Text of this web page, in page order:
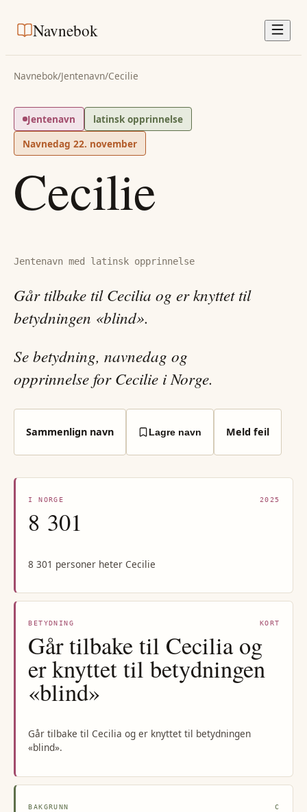
Navnebok
Navnebok/Jentenavn/Cecilie
Jentenavn
latinsk opprinnelse
Navnedag 22. november
Cecilie
Jentenavn med latinsk opprinnelse
Går tilbake til Cecilia og er knyttet til
betydningen «blind».
Se betydning, navnedag og
opprinnelse for Cecilie i Norge.
Sammenlign navn Lagre navn Meld feil
I NORGE 2025
8 301
8 301 personer heter Cecilie
BETYDNING KORT
Går tilbake til Cecilia og
er knyttet til betydningen
«blind»
Går tilbake til Cecilia og er knyttet til betydningen
«blind».
BAKGRUNN C